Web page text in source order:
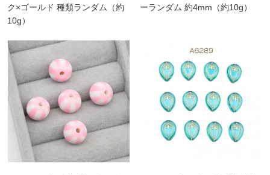
ク×ゴールド 種類ランダム（約
10g）
ーランダム 約4mm（約10g）